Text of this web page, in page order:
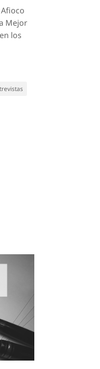
Mejor
los